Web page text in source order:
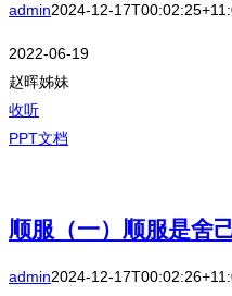
admin2024-12-
2022-06-19
赵晖姊妹
收听
PPT文档
顺服（一）顺服是舍
admin2024-12-